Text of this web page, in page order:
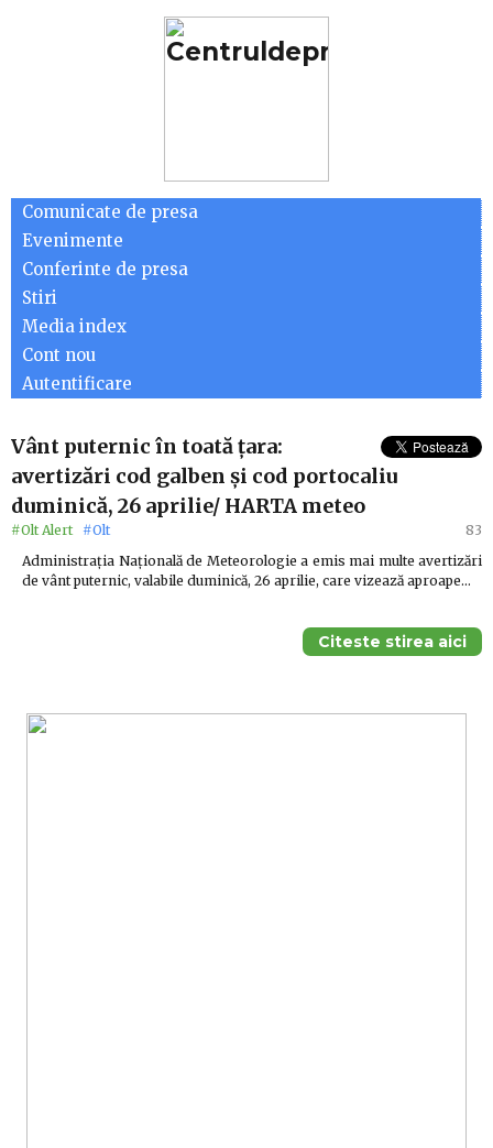
Comunicate de presa
Evenimente
Conferinte de presa
Stiri
Media index
Cont nou
Autentificare
Vânt puternic în toată țara:
avertizări cod galben și cod portocaliu
duminică, 26 aprilie/ HARTA meteo
#Olt Alert #Olt
83
Administrația Națională de Meteorologie a emis mai multe avertizări
de vânt puternic, valabile duminică, 26 aprilie, care vizează aproape…
Citeste stirea aici